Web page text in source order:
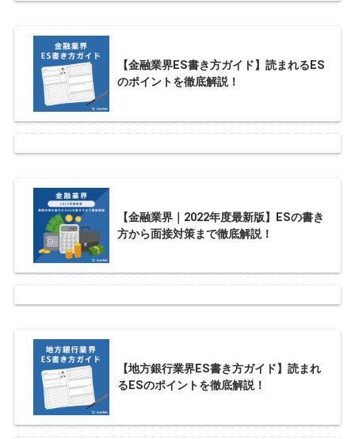
【金融業界ES書き方ガイド】読まれるES
のポイントを徹底解説！
【金融業界｜2022年度最新版】ESの書き
方から面接対策まで徹底解説！
【地方銀行業界ES書き方ガイド】読まれ
るESのポイントを徹底解説！